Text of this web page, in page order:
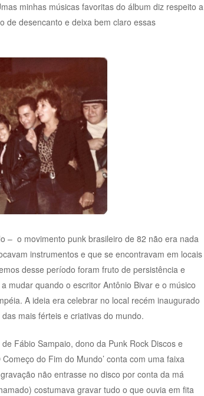
minhas músicas favoritas do álbum diz respeito a
de desencanto e deixa bem claro essas
– o movimento punk brasileiro de 82 não era nada
instrumentos e que se encontravam em locais
desse período foram fruto de persistência e
mudar quando o escritor Antônio Bivar e o músico
A ideia era celebrar no local recém inaugurado
mais férteis e criativas do mundo.
Fábio Sampaio, dono da Punk Rock Discos e
do Fim do Mundo’ conta com uma faixa
não entrasse no disco por conta da má
costumava gravar tudo o que ouvia em fita